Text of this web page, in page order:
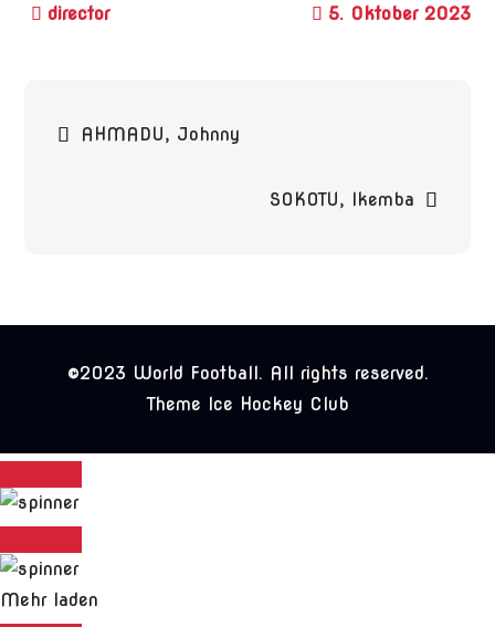
5. Oktober 2023
AHMADU, Johnny
SOKOTU, Ikemba
©2023 World Football. All rights reserved.
Theme Ice Hockey Club
Mehr laden